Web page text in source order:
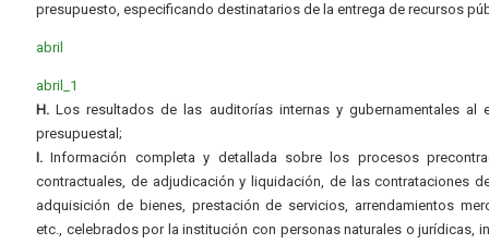
presupuesto, especificando destinatarios de la entrega de recursos
abril
abril_1
H. Los resultados de las auditorías internas y gubernamentales al
presupuestal;
I. Información completa y detallada sobre los procesos
contractuales, de adjudicación y liquidación, de las contrataciones
adquisición de bienes, prestación de servicios, arrendamientos
etc., celebrados por la institución con personas naturales o jurídicas,